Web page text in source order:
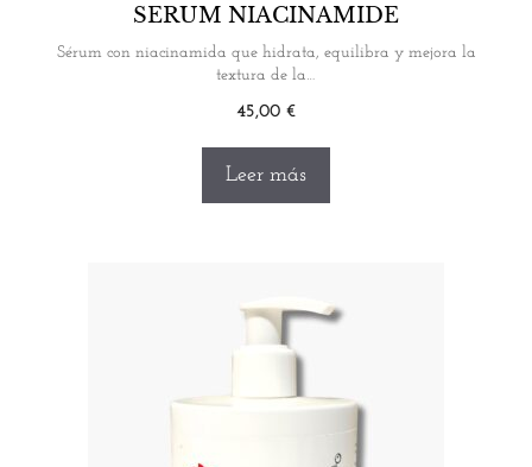
de 5
SERUM NIACINAMIDE
Sérum con niacinamida que hidrata, equilibra y mejora la
textura de la…
45,00 €
Leer más